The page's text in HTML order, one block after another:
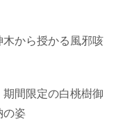
木から授かる風邪咳
期間限定の白桃樹御
の姿